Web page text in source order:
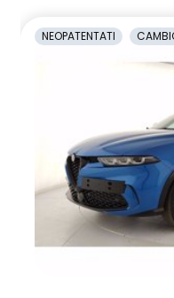
sistema multimediale
smartphone replication
volante multifunzione in
NEOPATENTATI